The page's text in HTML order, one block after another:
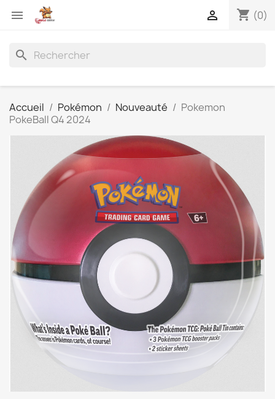
 shopping_cart (0)

search
Accueil Pokémon Nouveauté
Pokemon
PokeBall Q4 2024